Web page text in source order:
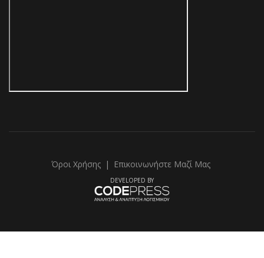
Όροι Χρήσης | Επικοινωνήστε Μαζί Μας
DEVELOPED BY